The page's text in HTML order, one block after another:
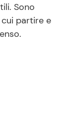
Sono
cui partire e